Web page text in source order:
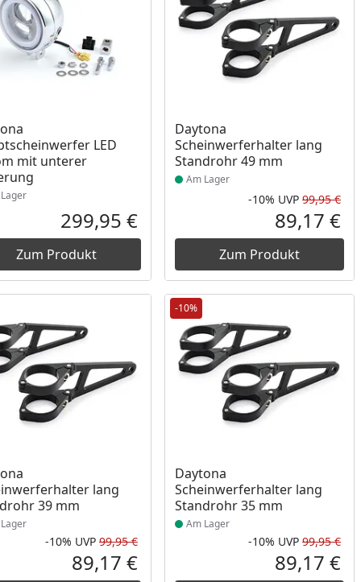
Preis
LED
mit unterer
am Lager
Aktueller Preis
299,95 €
Zum Produkt
Daytona
Scheinwerferhalter lang
Standrohr 49 mm
Produkt am Lager
Am Lager
-10% UVP 99,95 €
89,17 €
Zum Produkt
Preis
lang
39 mm
am Lager
Rabatt in Prozent
-10%
Ursprünglicher Preis
UVP 99,95 €
Aktueller Preis
89,17 €
-10%
Daytona
Scheinwerferhalter lang
Standrohr 35 mm
Produkt am Lager
Am Lager
-10% UVP 99,95 €
89,17 €